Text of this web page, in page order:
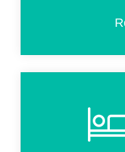
Les clients déjà
créer une